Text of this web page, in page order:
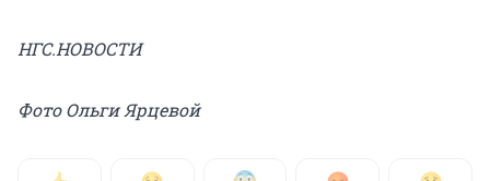
НГС.НОВОСТИ
Фото Ольги Ярцевой